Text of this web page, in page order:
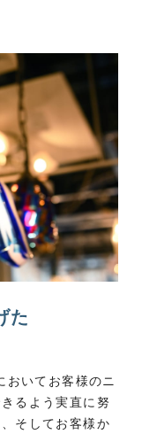
た
いてお客様のニ
るよう実直に努
そしてお客様か